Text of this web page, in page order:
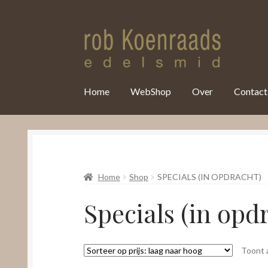
Home WebShop Over Contact
Home Shop SPECIALS (IN OPDRACHT)
Specials (in
Toont